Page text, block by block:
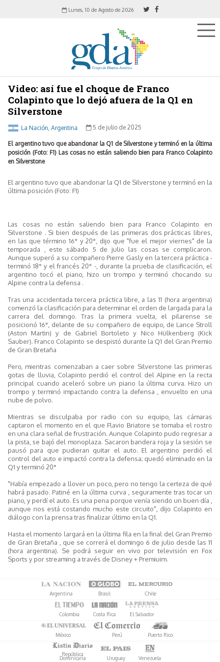
Lunes, 10 de Agosto de 2026
Video: así fue el choque de Franco
Colapinto que lo dejó afuera de la Q1 en
Silverstone
La Nación, Argentina 5 de julio de 2025
El argentino tuvo que abandonar la Q1 de Silverstone y terminó en la última
posición (Foto: F1) Las cosas no están saliendo bien para Franco Colapinto
en Silverstone
El argentino tuvo que abandonar la Q1 de Silverstone y terminó en la
última posición (Foto: F1)
Las cosas no están saliendo bien para Franco Colapinto en
Silverstone . Si bien después de las primeras dos prácticas libres,
en las que término 16° y 20°, dijo que "fue el mejor viernes" de la
temporada , este sábado 5 de julio las cosas se complicaron.
Aunque superó a su compañero Pierre Gasly en la tercera práctica -
terminó 18° y el francés 20° -, durante la prueba de clasificación, el
argentino tocó el piano, hizo un trompo y terminó chocando su
Alpine contra la defensa .
Tras una accidentada tercera práctica libre, a las 11 (hora argentina)
comenzó la clasificación para determinar el orden de largada para la
carrera del domingo. Tras la primera vuelta, el pilarense se
posicionó 16°, delante de su compañero de equipo, de Lance Stroll
(Aston Martin) y de Gabriel Bortoleto y Nico Hülkenberg (Kick
Sauber). Franco Colapinto se despistó durante la Q1 del Gran Premio
de Gran Bretaña
Pero, mientras comenzaban a caer sobre Silverstone las primeras
gotas de lluvia, Colapinto perdió el control del Alpine en la recta
principal cuando aceleró sobre un piano la última curva. Hizo un
trompo y terminó impactando contra la defensa , envuelto en una
nube de polvo.
Mientras se disculpaba por radio con su equipo, las cámaras
captaron el momento en el que Flavio Briatore se tomaba el rostro
en una clara señal de frustración. Aunque Colapinto pudo regresar a
la pista, se bajó del monoplaza. Sacaron bandera roja y la sesión se
pausó para que pudieran quitar el auto. El argentino perdió el
control del auto e impactó contra la defensa; quedó eliminado en la
Q1 y terminó 20°
"Había empezado a llover un poco, pero no tengo la certeza de qué
habrá pasado. Patiné en la última curva , seguramente tras tocar un
piano, y perdí el auto. Es una pena porque venía siendo un buen día ,
aunque nos está costando mucho este circuito", dijo Colapinto en
diálogo con la prensa tras finalizar último en la Q1.
Hasta el momento largará en la última fila en la final del Gran Premio
de Gran Bretaña , que se correrá el domingo 6 de julio desde las 11
(hora argentina). Se podrá seguir en vivo por televisión en Fox
Sports y por streaming a través de Disney + Premiuim.
Argentina Brasil Chile
Colombia Costa Rica El Salvador
México Perú Puerto Rico
República
Dominicana Uruguay Venezuela